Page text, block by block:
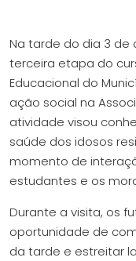
​​Na tarde do dia 3 de
terceira etapa do
Educacional do
ação social na
atividade visou
saúde dos idosos
momento de
estudantes e os
Durante a visita, os
oportunidade de
da tarde e estreitar